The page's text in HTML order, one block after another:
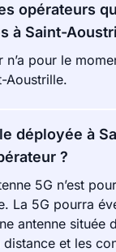
opérateurs
à Saint-
n’a pour le
Aoustrille.
déployée à
?
5G n’est
La 5G pourra
antenne située
et les